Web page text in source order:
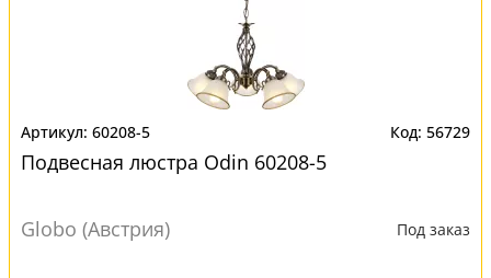
60208-5 56729
Подвесная люстра Odin 60208-5
Globo (Австрия) Под заказ